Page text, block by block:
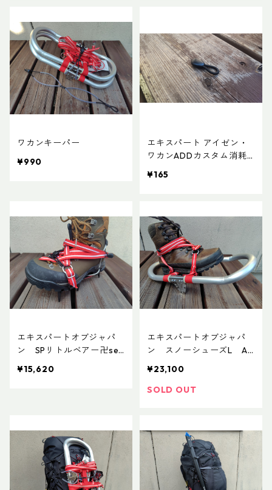
ワカンキーパー
¥990
エキスパート アイゼン・
ワカンADDカスタム消耗
cm
¥165
エキスパートオブジャパ
ン SPリトルベアー卍set
¥15,620
エキスパートオブジャパ
ン スノーシューズL AD
¥23,100
SOLD OUT